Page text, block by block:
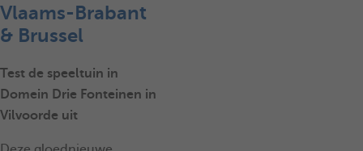
Vlaams-Brabant
& Brussel
Test de speeltuin in
Domein Drie Fonteinen in
Vilvoorde uit